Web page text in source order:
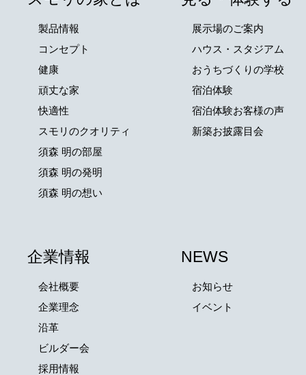
製品情報
コンセプト
健康
頑丈な家
快適性
スモリのクオリティ
須森 明の部屋
須森 明の発明
須森 明の想い
展示場のご案内
ハウス・スタジアム
おうちづくりの学校
宿泊体験
宿泊体験お客様の声
新築お披露目会
企業情報
会社概要
企業理念
沿革
ビルダー会
採用情報
NEWS
お知らせ
イベント